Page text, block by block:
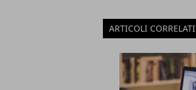
ARTICOLI CORRELATI